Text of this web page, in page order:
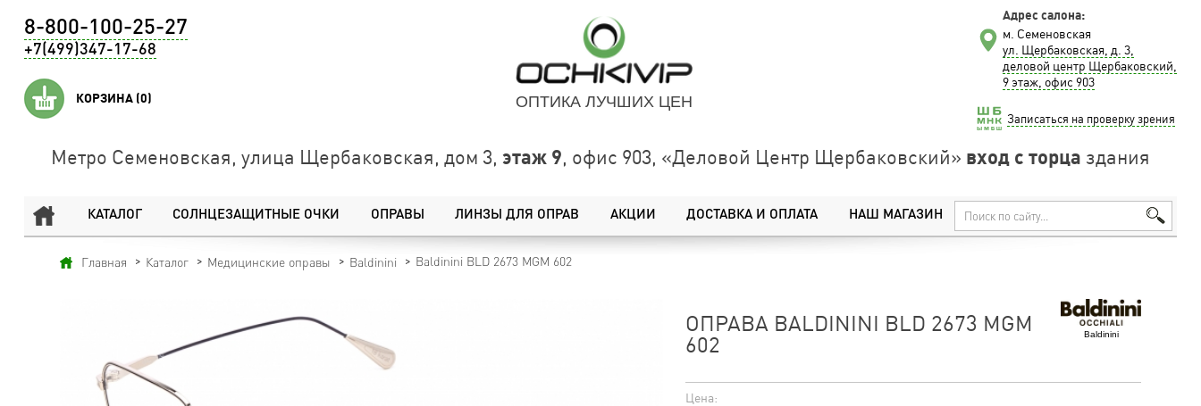
8-800-100-25-27
+7(499)347-17-68
КОРЗИНА (0) ОПТИКА ЛУЧШИХ ЦЕН
Адрес салона:
м. Семеновская
ул. Щербаковская, д. 3,
деловой центр Щербаковский,
9 этаж, офис 903
Записаться на проверку зрения
Метро Семеновская, улица Щербаковская, дом 3, этаж 9, офис 903, «Деловой Центр Щербаковский» вход с торца здания
КАТАЛОГ СОЛНЦЕЗАЩИТНЫЕ ОЧКИ ОПРАВЫ ЛИНЗЫ ДЛЯ ОПРАВ АКЦИИ ДОСТАВКА И ОПЛАТА НАШ МАГАЗИН
Главная Каталог Медицинские оправы Baldinini Baldinini BLD 2673 MGM 602
Baldinini
ОПРАВА BALDININI BLD 2673 MGM
602
Цена: